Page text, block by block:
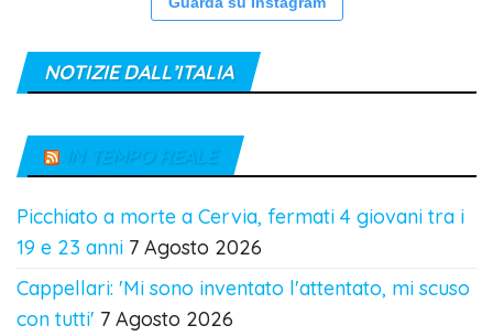
NOTIZIE DALL’ITALIA
IN TEMPO REALE
Picchiato a morte a Cervia, fermati 4 giovani tra i
19 e 23 anni 7 Agosto 2026
Cappellari: 'Mi sono inventato l'attentato, mi scuso
con tutti' 7 Agosto 2026